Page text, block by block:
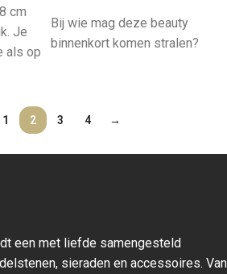
cm
Je
als op
Bij wie mag deze beauty
binnenkort komen stralen?
1 2 3 4 →
een met liefde samengesteld
sieraden en accessoires. Van